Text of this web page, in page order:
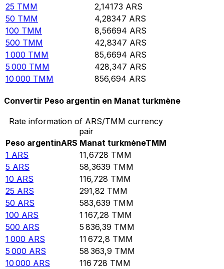
25 TMM 2,14173 ARS
50 TMM 4,28347 ARS
100 TMM 8,56694 ARS
500 TMM 42,8347 ARS
1 000 TMM 85,6694 ARS
5 000 TMM 428,347 ARS
10 000 TMM 856,694 ARS
Convertir Peso argentin en Manat turkmène
Rate information of ARS/TMM currency
pair
Peso argentinARS Manat turkmèneTMM
1 ARS 11,6728 TMM
5 ARS 58,3639 TMM
10 ARS 116,728 TMM
25 ARS 291,82 TMM
50 ARS 583,639 TMM
100 ARS 1 167,28 TMM
500 ARS 5 836,39 TMM
1 000 ARS 11 672,8 TMM
5 000 ARS 58 363,9 TMM
10 000 ARS 116 728 TMM